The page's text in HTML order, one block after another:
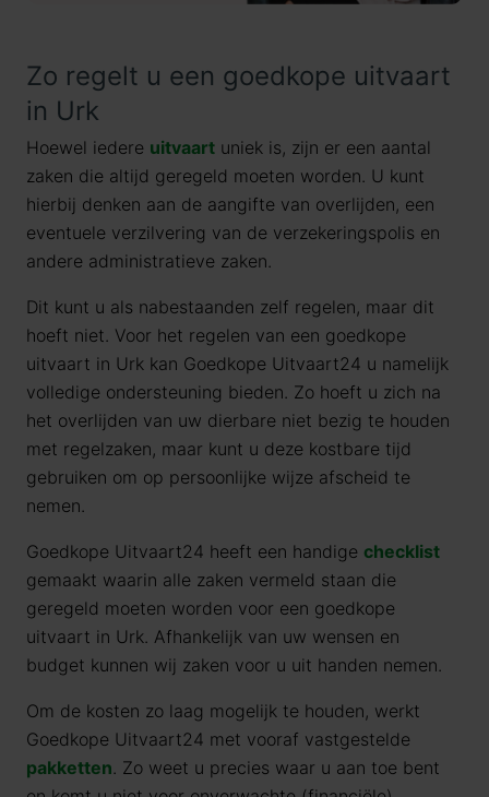
Zo regelt u een goedkope uitvaart
in Urk
Hoewel iedere uitvaart uniek is, zijn er een aantal
zaken die altijd geregeld moeten worden. U kunt
hierbij denken aan de aangifte van overlijden, een
eventuele verzilvering van de verzekeringspolis en
andere administratieve zaken.
Dit kunt u als nabestaanden zelf regelen, maar dit
hoeft niet. Voor het regelen van een goedkope
uitvaart in Urk kan Goedkope Uitvaart24 u namelijk
volledige ondersteuning bieden. Zo hoeft u zich na
het overlijden van uw dierbare niet bezig te houden
met regelzaken, maar kunt u deze kostbare tijd
gebruiken om op persoonlijke wijze afscheid te
nemen.
Goedkope Uitvaart24 heeft een handige checklist
gemaakt waarin alle zaken vermeld staan die
geregeld moeten worden voor een goedkope
uitvaart in Urk. Afhankelijk van uw wensen en
budget kunnen wij zaken voor u uit handen nemen.
Om de kosten zo laag mogelijk te houden, werkt
Goedkope Uitvaart24 met vooraf vastgestelde
pakketten. Zo weet u precies waar u aan toe bent